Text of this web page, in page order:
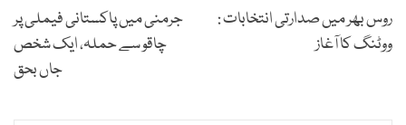
روس بھر میں صدارتی انتخابات :
ووٹنگ کا آغاز
جرمنی میں پاکستانی فیملی پر
چاقو سے حملہ، ایک شخص
جاں بحق